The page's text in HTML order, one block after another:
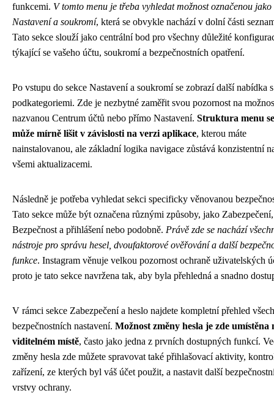
funkcemi. V tomto menu je třeba vyhledat možnost označenou jako
Nastavení a soukromí, která se obvykle nachází v dolní části
Tato sekce slouží jako centrální bod pro všechny důležité
týkající se vašeho účtu, soukromí a bezpečnostních opatření.
Po vstupu do sekce Nastavení a soukromí se zobrazí další nabídka s
podkategoriemi. Zde je nezbytné zaměřit svou pozornost na
nazvanou Centrum účtů nebo přímo Nastavení. Struktura menu se
může mírně lišit v závislosti na verzi aplikace, kterou máte
nainstalovanou, ale základní logika navigace zůstává konzistentní
všemi aktualizacemi.
Následně je potřeba vyhledat sekci specificky věnovanou
Tato sekce může být označena různými způsoby, jako Zabezpečení,
Bezpečnost a přihlášení nebo podobně. Právě zde se nachází
nástroje pro správu hesel, dvoufaktorové ověřování a další
funkce. Instagram věnuje velkou pozornost ochraně uživatelských
proto je tato sekce navržena tak, aby byla přehledná a snadno
V rámci sekce Zabezpečení a heslo najdete kompletní přehled všech
bezpečnostních nastavení. Možnost změny hesla je zde umístěna
viditelném místě, často jako jedna z prvních dostupných funkcí.
změny hesla zde můžete spravovat také přihlašovací aktivity,
zařízení, ze kterých byl váš účet použit, a nastavit další
vrstvy ochrany.